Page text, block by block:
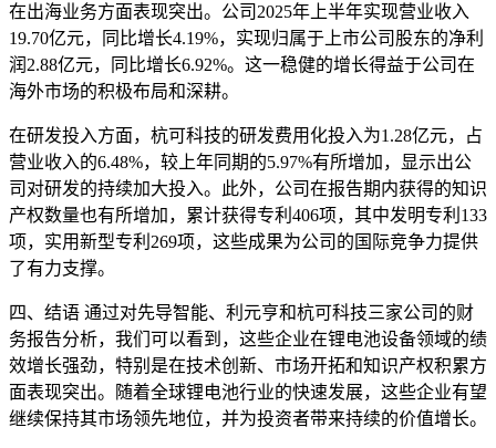
在出海业务方面表现突出。公司2025年上半年实现营业收入
19.70亿元，同比增长4.19%，实现归属于上市公司股东的净利
润2.88亿元，同比增长6.92%。这一稳健的增长得益于公司在
海外市场的积极布局和深耕。
在研发投入方面，杭可科技的研发费用化投入为1.28亿元，占
营业收入的6.48%，较上年同期的5.97%有所增加，显示出公
司对研发的持续加大投入。此外，公司在报告期内获得的知识
产权数量也有所增加，累计获得专利406项，其中发明专利133
项，实用新型专利269项，这些成果为公司的国际竞争力提供
了有力支撑。
四、结语 通过对先导智能、利元亨和杭可科技三家公司的财
务报告分析，我们可以看到，这些企业在锂电池设备领域的绩
效增长强劲，特别是在技术创新、市场开拓和知识产权积累方
面表现突出。随着全球锂电池行业的快速发展，这些企业有望
继续保持其市场领先地位，并为投资者带来持续的价值增长。